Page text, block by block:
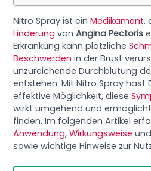
Nitro Spray ist einMedikament,
Linderung vonAngina Pectoris
Erkrankung kann plötzliche
Beschwerden in der Brust
unzureichende Durchblutung
entstehen. Mit Nitro Spray hast
effektive Möglichkeit, diese
wirkt umgehend und ermöglicht
finden. Im folgenden Artikel
Anwendung,Wirkungsweise
sowie wichtige Hinweise zur